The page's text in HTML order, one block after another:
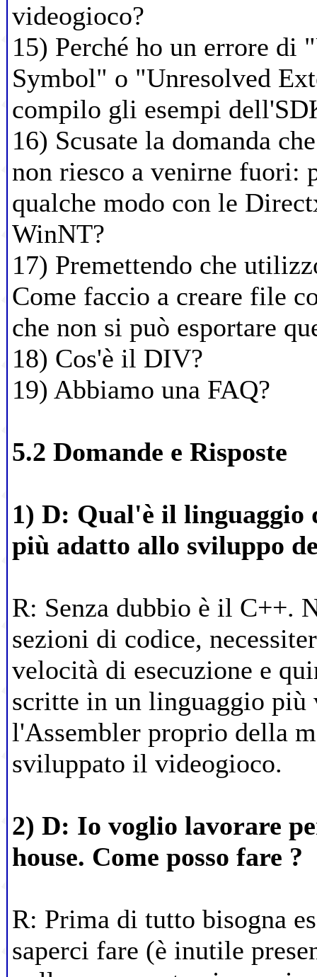
videogioco?
15) Perché ho un errore di
Symbol" o "Unresolved
compilo gli esempi
16) Scusate la domanda
non riesco a venirne fuori:
qualche modo con le
WinNT?
17) Premettendo che
Come faccio a creare file
che non si può esportare
18) Cos'è il DIV?
19) Abbiamo una FAQ?
5.2 Domande e Risposte
1) D: Qual'è il linguaggio
più adatto allo sviluppo
R: Senza dubbio è il C++.
sezioni di codice,
velocità di esecuzione e
scritte in un linguaggio più
l'Assembler proprio della
sviluppato il videogioco.
2) D: Io voglio lavorare
house. Come posso fare ?
R: Prima di tutto bisogna
saperci fare (è inutile